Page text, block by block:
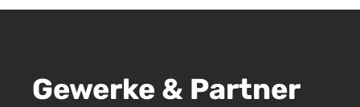
Gewerke & Partner